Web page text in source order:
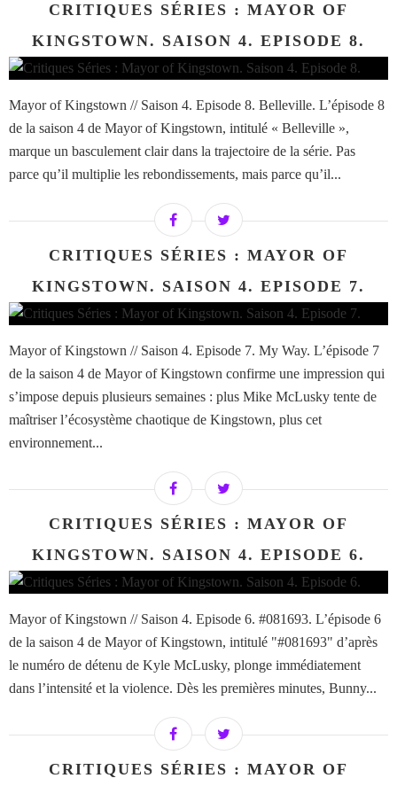
CRITIQUES SÉRIES : MAYOR OF
KINGSTOWN. SAISON 4. EPISODE 8.
Mayor of Kingstown // Saison 4. Episode 8. Belleville. L’épisode 8
de la saison 4 de Mayor of Kingstown, intitulé « Belleville »,
marque un basculement clair dans la trajectoire de la série. Pas
parce qu’il multiplie les rebondissements, mais parce qu’il...
CRITIQUES SÉRIES : MAYOR OF
KINGSTOWN. SAISON 4. EPISODE 7.
Mayor of Kingstown // Saison 4. Episode 7. My Way. L’épisode 7
de la saison 4 de Mayor of Kingstown confirme une impression qui
s’impose depuis plusieurs semaines : plus Mike McLusky tente de
maîtriser l’écosystème chaotique de Kingstown, plus cet
environnement...
CRITIQUES SÉRIES : MAYOR OF
KINGSTOWN. SAISON 4. EPISODE 6.
Mayor of Kingstown // Saison 4. Episode 6. #081693. L’épisode 6
de la saison 4 de Mayor of Kingstown, intitulé "#081693" d’après
le numéro de détenu de Kyle McLusky, plonge immédiatement
dans l’intensité et la violence. Dès les premières minutes, Bunny...
CRITIQUES SÉRIES : MAYOR OF